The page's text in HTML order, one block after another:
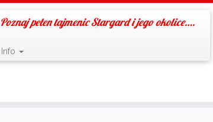
Poznaj pełen tajmenic Stargard i jego okolice….
Info